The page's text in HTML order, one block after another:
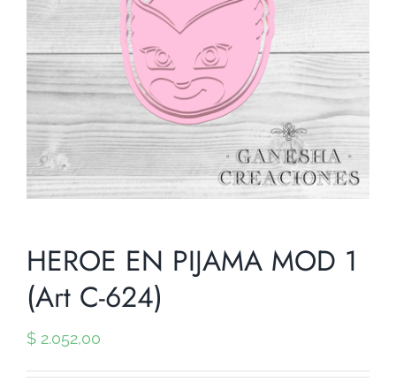
HEROE EN PIJAMA MOD 1
(Art C-624)
$ 2.052,00